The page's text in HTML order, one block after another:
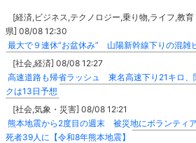
[経済,ビジネス,テクノロジー,乗り物,ライフ,教
県] 08/08 12:30
最大で９連休“お盆休み” 山陽新幹線下りの混
[社会,経済] 08/08 12:27
高速道路も帰省ラッシュ 東名高速下り21キロ
クは13日予想
[社会,気象・災害] 08/08 12:21
熊本地震から2度目の週末 被災地にボランティ
死者39人に【令和8年熊本地震】